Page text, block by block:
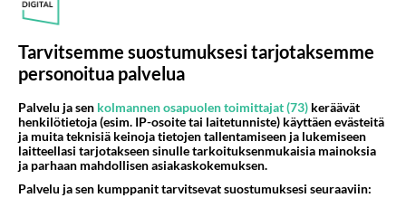
lämpötila ja kalakumppanit epäsopivia...
Kommentoi aloitusta...
Tarvitsemme suostumuksesi tarjotaksemme
personoitua palvelua
Palvelu ja sen kolmannen osapuolen toimittajat (73) keräävät
henkilötietoja (esim. IP-osoite tai laitetunniste) käyttäen evästeitä
ja muita teknisiä keinoja tietojen tallentamiseen ja lukemiseen
laitteellasi tarjotakseen sinulle tarkoituksenmukaisia mainoksia
ja parhaan mahdollisen asiakaskokemuksen.
Palvelu ja sen kumppanit tarvitsevat suostumuksesi seuraaviin: